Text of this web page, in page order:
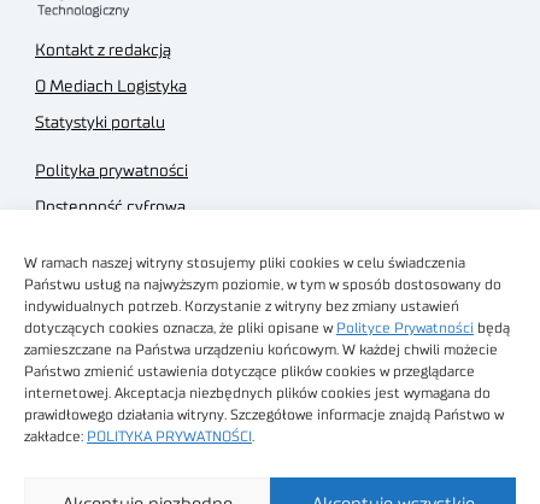
W ramach naszej witryny stosujemy pliki cookies w celu świadczenia
Państwu usług na najwyższym poziomie, w tym w sposób dostosowany do
indywidualnych potrzeb. Korzystanie z witryny bez zmiany ustawień
dotyczących cookies oznacza, że pliki opisane w Polityce Prywatności będą
zamieszczane na Państwa urządzeniu końcowym. W każdej chwili możecie
Państwo zmienić ustawienia dotyczące plików cookies w przeglądarce
internetowej. Akceptacja niezbędnych plików cookies jest wymagana do
prawidłowego działania witryny. Szczegółowe informacje znajdą Państwo w
zakładce: POLITYKA PRYWATNOŚCI
Kontakt z redakcją
O Mediach Logistyka
Statystyki portalu
Polityka prywatności
Dostępność cyfrowa
Regulamin sklepu
Obrazy stockowe
autorstwa